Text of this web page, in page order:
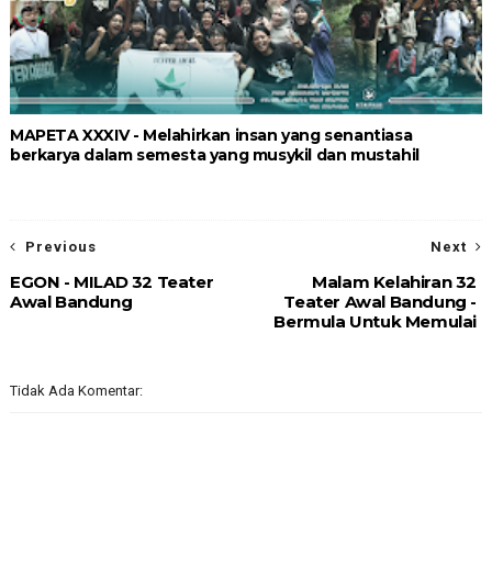
MAPETA XXXIV - Melahirkan insan yang senantiasa
berkarya dalam semesta yang musykil dan mustahil
Next
Malam Kelahiran 32
Teater Awal Bandung -
Bermula Untuk Memulai
Previous
EGON - MILAD 32 Teater
Awal Bandung
Tidak Ada Komentar: